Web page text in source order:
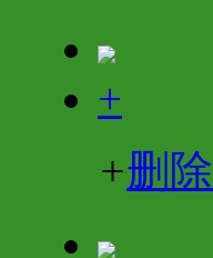
+
+删除